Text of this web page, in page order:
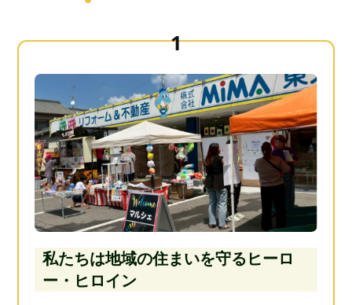
私たちは地域の住まいを守るヒーロ
ー・ヒロイン